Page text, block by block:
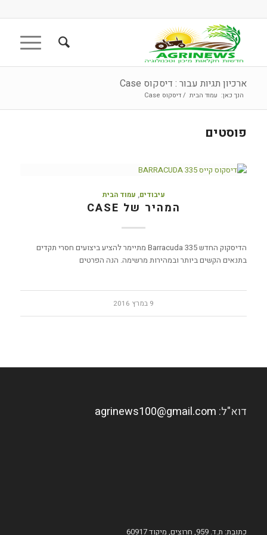
ארכיון תגיות עבור : דיסקוס Case
הנך כאן: עמוד הבית / דיסקוס Case
פוסטים
עיבודים, עמוד הבית
המהיר של CASE
הדיסקוק החדש 335 Barracuda מתיימר להציע ביצועים חסרי תקדים
בתנאים הקשים ביותר ובמהירות מרשימה. הנה הפרטים
9 במרץ 2016
דוא"ל: agrinews100@gmail.com
כתובת: ת.ד. 959, חרוצים, מיקוד 60917